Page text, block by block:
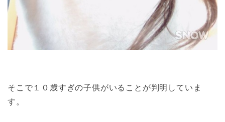
そこで１０歳すぎの子供がいることが判明していま
す。